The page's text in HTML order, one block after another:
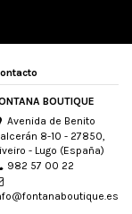
BOUTIQUE
Avenida de Benito
8-10 - 27850,
- Lugo (España)
982 57 00 22